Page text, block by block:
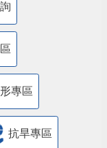
專區
抗旱專區